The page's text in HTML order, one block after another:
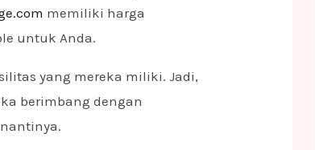
memiliki harga
untuk Anda.
yang mereka miliki. Jadi,
berimbang dengan